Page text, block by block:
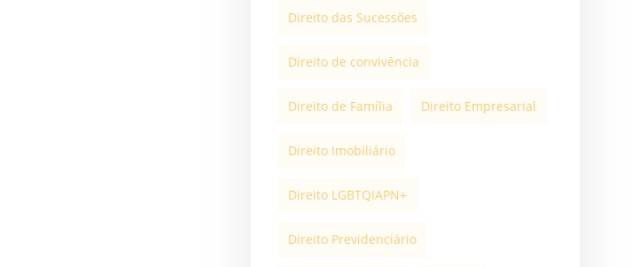
Direito das Sucessões
Direito de convivência
Direito de Família Direito Empresarial
Direito Imobiliário
Direito LGBTQIAPN+
Direito Previdenciário